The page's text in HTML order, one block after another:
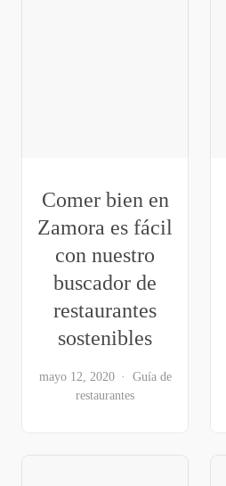
Comer bien en
Zamora es fácil
con nuestro
buscador de
restaurantes
sostenibles
mayo 12, 2020
Guía de
restaurantes